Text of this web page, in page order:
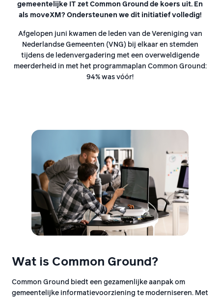
gemeentelijke IT zet Common Ground de koers uit. En
als moveXM? Ondersteunen we dit initiatief volledig!
Afgelopen juni kwamen de leden van de Vereniging van
Nederlandse Gemeenten (VNG) bij elkaar en stemden
tijdens de ledenvergadering met een overweldigende
meerderheid in met het programmaplan Common Ground:
94% was vóór!
Wat is Common Ground?
Common Ground biedt een gezamenlijke aanpak om
gemeentelijke informatievoorziening te moderniseren. Met